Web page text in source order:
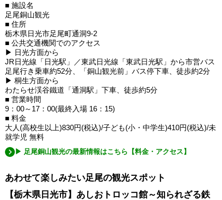
■ 施設名
足尾銅山観光
■ 住所
栃木県日光市足尾町通洞9-2
■ 公共交通機関でのアクセス
▶ 日光方面から
JR日光線「日光駅」／東武日光線「東武日光駅」から市営バス
足尾行き乗車約52分、「銅山観光前」バス停下車、徒歩約2分
▶ 桐生方面から
わたらせ渓谷鐵道「通洞駅」下車、徒歩約5分
■ 営業時間
9：00～17：00(最終入場 16：15)
■ 料金
大人(高校生以上)830円(税込)/子ども(小・中学生)410円(税込)/未
就学児 無料
▶ 足尾銅山観光の最新情報はこちら【料金・アクセス】
あわせて楽しみたい足尾の観光スポット
【栃木県日光市】あしおトロッコ館～知られざる鉄